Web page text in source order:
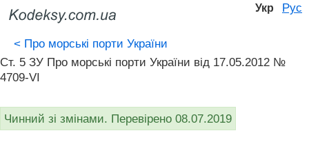
Укр Рус
< Про морські порти України
Ст. 5 ЗУ Про морські порти України від 17.05.2012 №
4709-VI
Чинний зі змінами. Перевірено 08.07.2019